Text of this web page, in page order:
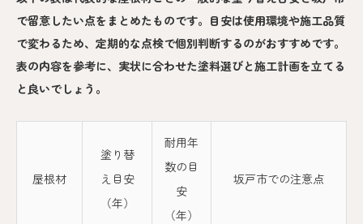
で留意したい点をまとめたものです。目安は使用環境や施工品質
で変わるため、定期的な点検で個別判断するのがおすすめです。
表の内容を参考に、実状に合わせた塗料選びと施工計画を立てる
と良いでしょう。
屋根材
塗り替
え目安
（年）
耐用年
数の目
安
（年）
坂戸市での注意点